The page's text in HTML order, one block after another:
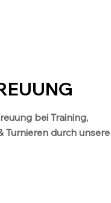
bei Training,
Turnieren durch unsere